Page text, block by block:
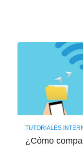
TUTORIALES
¿Cómo